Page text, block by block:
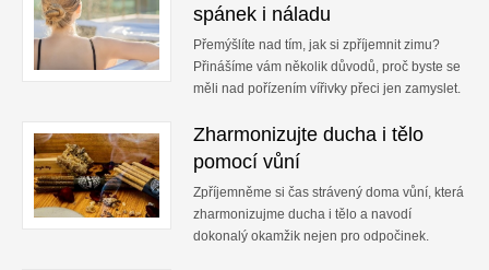
spánek i náladu
Přemýšlíte nad tím, jak si zpříjemnit zimu?
Přinášíme vám několik důvodů, proč byste se
měli nad pořízením vířivky přeci jen zamyslet.
Zharmonizujte ducha i tělo
pomocí vůní
Zpříjemněme si čas strávený doma vůní, která
zharmonizujme ducha i tělo a navodí
dokonalý okamžik nejen pro odpočinek.